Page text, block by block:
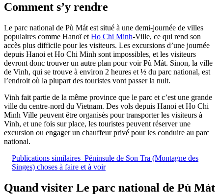
Comment s’y rendre
Le parc national de Pù Mát est situé à une demi-journée de villes
populaires comme Hanoï et Ho Chi Minh-Ville, ce qui rend son
accès plus difficile pour les visiteurs. Les excursions d’une journée
depuis Hanoi et Ho Chi Minh sont impossibles, et les visiteurs
devront donc trouver un autre plan pour voir Pù Mát. Sinon, la ville
de Vinh, qui se trouve à environ 2 heures et ½ du parc national, est
l’endroit où la plupart des touristes vont passer la nuit.
Vinh fait partie de la même province que le parc et c’est une grande
ville du centre-nord du Vietnam. Des vols depuis Hanoi et Ho Chi
Minh Ville peuvent être organisés pour transporter les visiteurs à
Vinh, et une fois sur place, les touristes peuvent réserver une
excursion ou engager un chauffeur privé pour les conduire au parc
national.
Publications similaires Péninsule de Son Tra (Montagne des
Singes) choses à faire et à voir
Quand visiter Le parc national de Pù Mát